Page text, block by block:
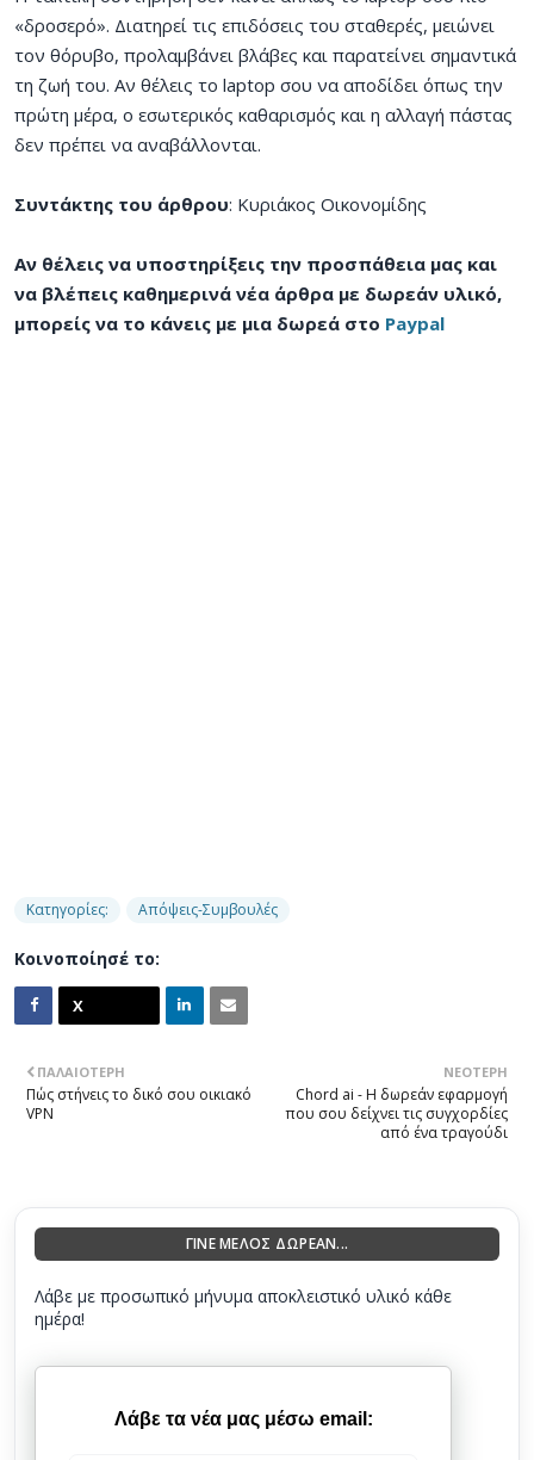
«δροσερό». Διατηρεί τις επιδόσεις του σταθερές, μειώνει
τον θόρυβο, προλαμβάνει βλάβες και παρατείνει σημαντικά
τη ζωή του. Αν θέλεις το laptop σου να αποδίδει όπως την
πρώτη μέρα, ο εσωτερικός καθαρισμός και η αλλαγή πάστας
δεν πρέπει να αναβάλλονται.
Συντάκτης του άρθρου: Κυριάκος Οικονομίδης
Αν θέλεις να υποστηρίξεις την προσπάθεια μας και
να βλέπεις καθημερινά νέα άρθρα με δωρεάν υλικό,
μπορείς να το κάνεις με μια δωρεά στο Paypal
Κατηγορίες: Απόψεις-Συμβουλές
Κοινοποίησέ το:
ΝΕΌΤΕΡΗ
Chord ai - Η δωρεάν εφαρμογή
που σου δείχνει τις συγχορδίες
από ένα τραγούδι
ΠΑΛΑΙΌΤΕΡΗ
Πώς στήνεις το δικό σου οικιακό
VPN
ΓΙΝΕ ΜΕΛΟΣ ΔΩΡΕΑΝ...
Λάβε με προσωπικό μήνυμα αποκλειστικό υλικό κάθε
ημέρα!
Λάβε τα νέα μας μέσω email: